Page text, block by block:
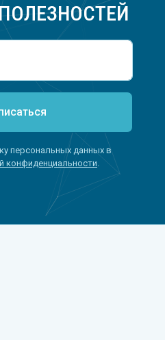
персональных данных в
конфиденциальности